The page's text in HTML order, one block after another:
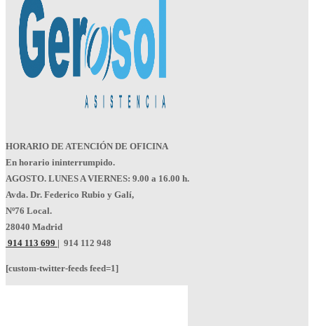
HORARIO DE ATENCIÓN DE OFICINA
En horario ininterrumpido.
AGOSTO. LUNES A VIERNES: 9.00 a 16.00 h.
Avda. Dr. Federico Rubio y Galí,
Nº76 Local.
28040 Madrid
914 113 699 | 914 112 948
[custom-twitter-feeds feed=1]